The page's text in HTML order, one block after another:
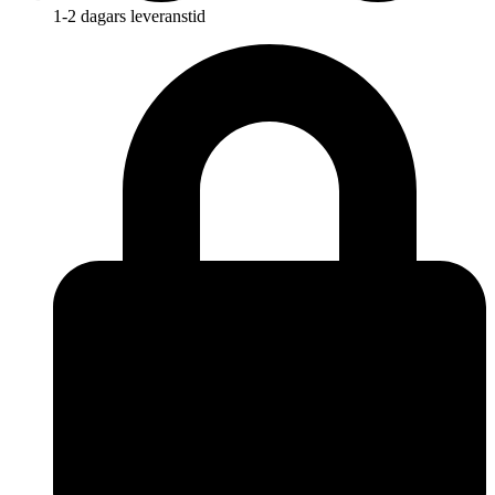
1-2 dagars leveranstid